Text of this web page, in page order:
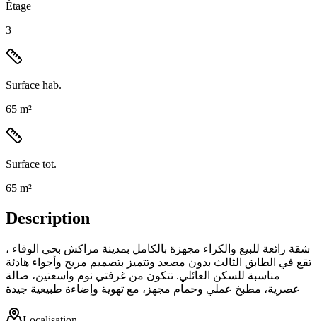
Étage
3
Surface hab.
65 m²
Surface tot.
65 m²
Description
شقة رائعة للبيع والكراء مجهزة بالكامل بمدينة مراكش بحي الوفاء ،
تقع في الطابق الثالث بدون مصعد وتتميز بتصميم مريح وأجواء هادئة
مناسبة للسكن العائلي. تتكون من غرفتي نوم واسعتين، صالة
عصرية، مطبخ عملي وحمام مجهز، مع تهوية وإضاءة طبيعية جيدة